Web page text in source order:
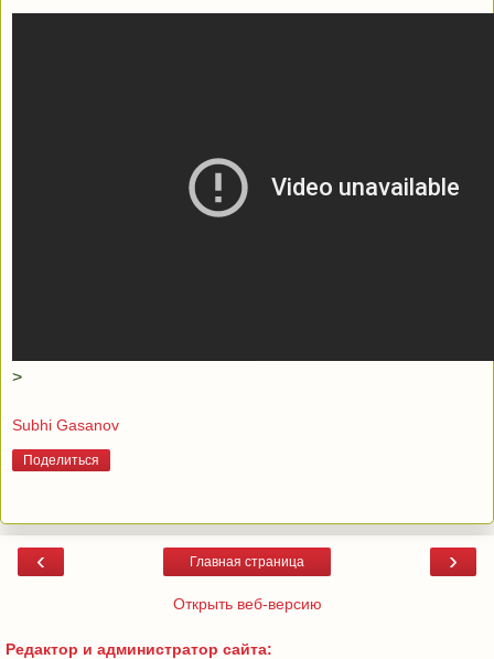
>
Subhi Gasanov
Поделиться
‹ ›
Главная страница
Открыть веб-версию
Редактор и администратор сайта: